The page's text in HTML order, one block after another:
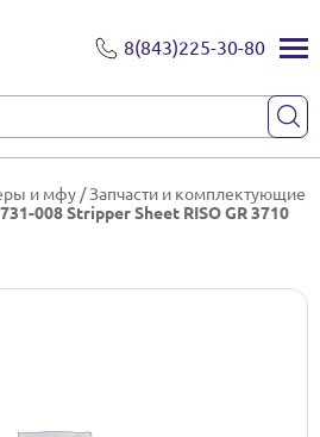
8(843)225-30-80
и мфу /Запчасти и комплектующие
008 Stripper Sheet RISO GR 3710